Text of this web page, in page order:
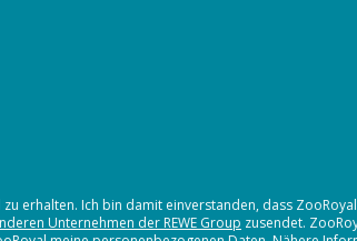
erhalten. Ich bin damit einverstanden, dass
Unternehmen der REWE Group zusendet.